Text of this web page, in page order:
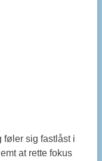
føler sig fastlåst i
at rette fokus